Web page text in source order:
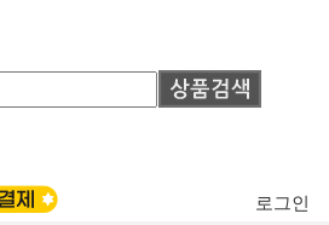
로그인